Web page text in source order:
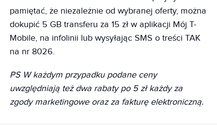
pamiętać, że niezależnie od wybranej oferty, można
dokupić 5 GB transferu za 15 zł w aplikacji Mój T-
Mobile, na infolinii lub wysyłając SMS o treści TAK
na nr 8026.
PS W każdym przypadku podane ceny
uwzględniają też dwa rabaty po 5 zł każdy za
zgody marketingowe oraz za fakturę elektroniczną.